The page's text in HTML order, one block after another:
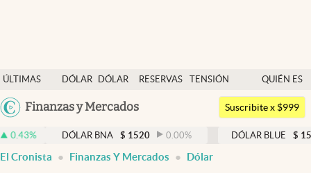
ÚLTIMAS
NOTICIAS
DÓLAR
DÓLAR
RESERVAS
TENSIÓN
GEOPOLÍTICA
QUIÉN ES
QUIÉN
Argentina
Finanzas y Mercados
Dólar
Members
Economía y Política
Finanzas y Mercados
Suscribite x $999
DÓLAR BNA $ 1520 0.00% DÓLAR BLUE $ 1525 -0.33
El Cronista Finanzas Y Mercados Dólar